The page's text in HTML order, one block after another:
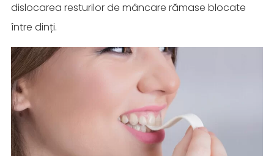
dislocarea resturilor de mâncare rămase blocate
între dinți.